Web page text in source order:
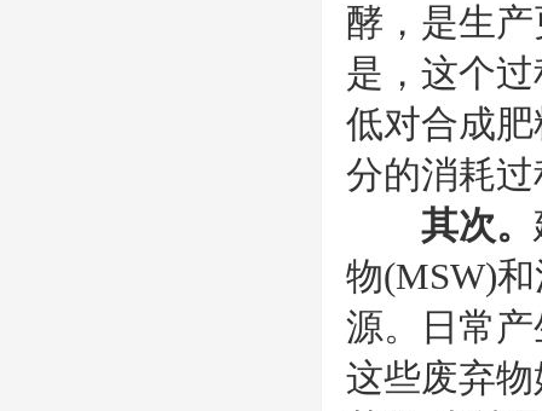
酵，是生
是，这个
低对合成
分的消耗
其次。
物(MSW)
源。日常
这些废弃